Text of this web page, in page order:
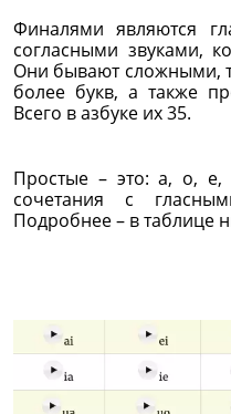
Финалями являются
согласными звуками,
Они бывают сложными,
более букв, а также
Всего в азбуке их 35.
Простые – это: а, о,
сочетания с
Подробнее – в таблице